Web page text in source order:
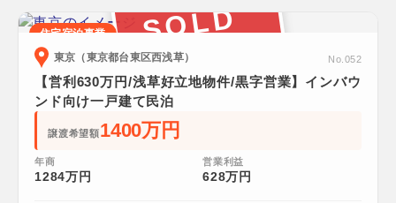
SOLD
住宅宿泊事業
東京（東京都台東区西浅草）
No.052
【営利630万円/浅草好立地物件/黒字営業】インバウ
ンド向け一戸建て民泊
譲渡希望額1400万円
年商
1284万円
営業利益
628万円